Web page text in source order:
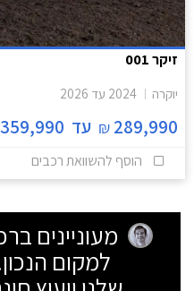
זיקר 001
יוקרה 2024 עד 2026
289,990
₪ עד 359,990
הוסף להשוואת רכבים
מעוניינים
למקום